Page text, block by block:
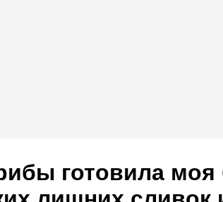
готовила